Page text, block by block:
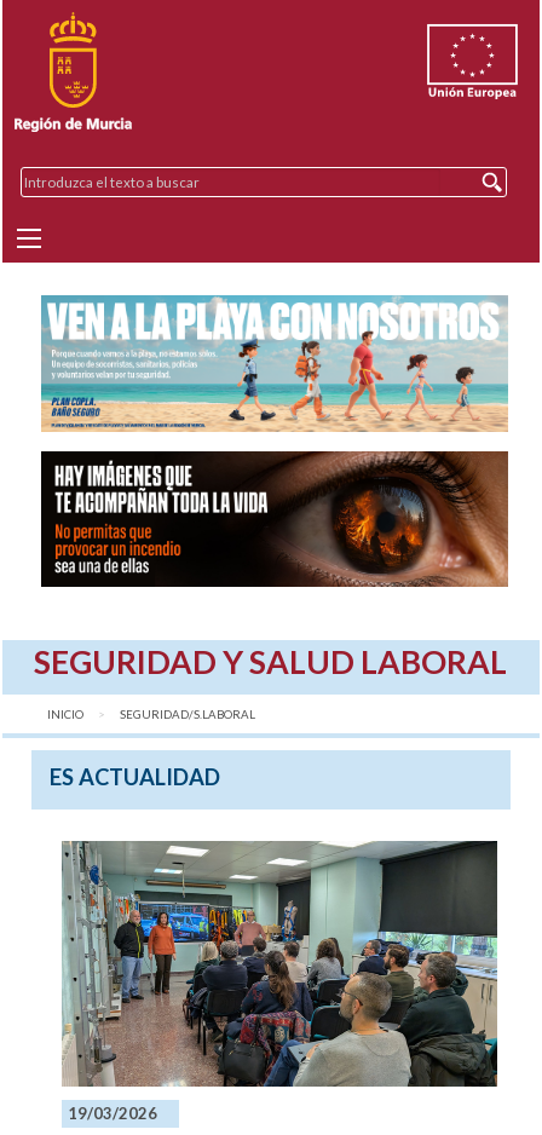
SEGURIDAD Y SALUD LABORAL
INICIO AQUÍ:
SEGURIDAD/S.LABORAL
ES ACTUALIDAD
19/03/2026